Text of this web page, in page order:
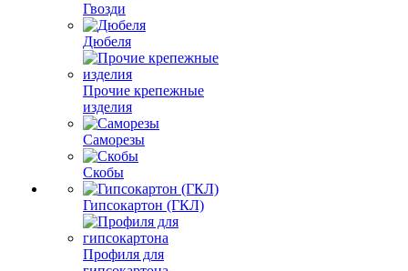
Гвозди
Дюбеля
Прочие крепежные
изделия
Саморезы
Скобы
Гипсокартон (ГКЛ)
Профиля для